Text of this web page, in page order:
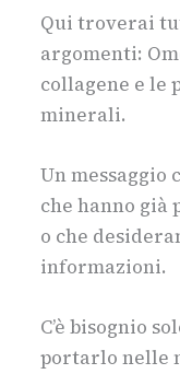
Qui troverai
argomenti:
collagene e le
minerali.
Un
che hanno già
o che
informazioni.
C’è bisognio
portarlo nelle